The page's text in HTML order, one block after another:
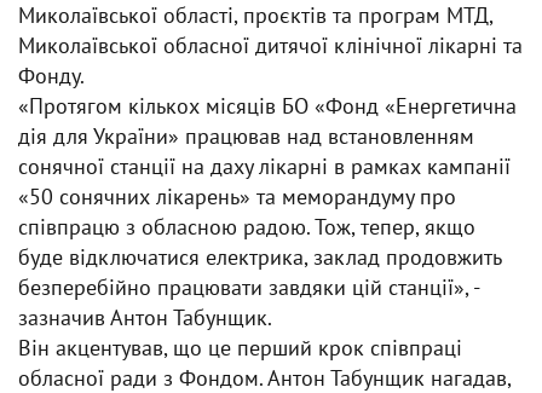
Миколаївської області, проєктів та програм МТД,
Миколаївської обласної дитячої клінічної лікарні та
Фонду.
«Протягом кількох місяців БО «Фонд «Енергетична
дія для України» працював над встановленням
сонячної станції на даху лікарні в рамках кампанії
«50 сонячних лікарень» та меморандуму про
співпрацю з обласною радою. Тож, тепер, якщо
буде відключатися електрика, заклад продовжить
безперебійно працювати завдяки цій станції», -
зазначив Антон Табунщик.
Він акцентував, що це перший крок співпраці
обласної ради з Фондом. Антон Табунщик нагадав,